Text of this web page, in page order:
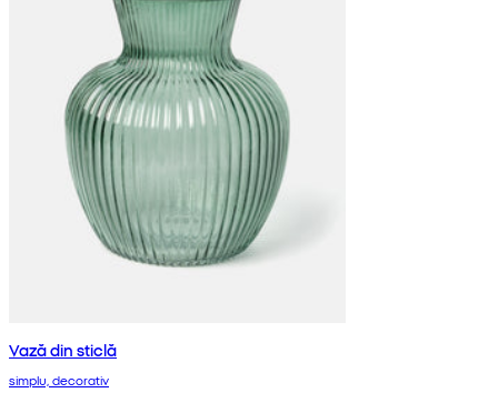
Vază din sticlă
simplu, decorativ